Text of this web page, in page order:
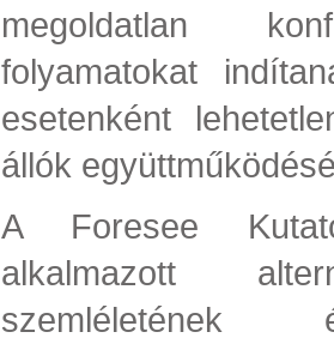
megoldatlan
folyamatokat
esetenként
állók
A Foresee
alkalmazott
szemléletének